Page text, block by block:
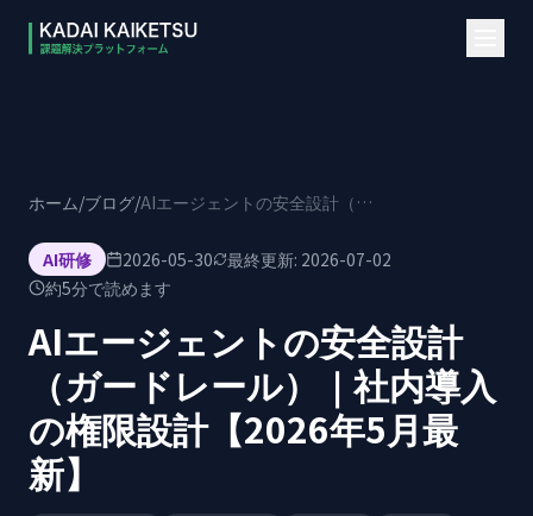
ホーム/ブログ/ AIエージェントの安全設計（ガードレール）｜社内導入の権限設計【2026年5月最新】
AI研修 2026-05-30 最終更新: 2026-07-02
約5分で読めます
AIエージェントの安全設計
（ガードレール）｜社内導入
の権限設計【2026年5月最
新】